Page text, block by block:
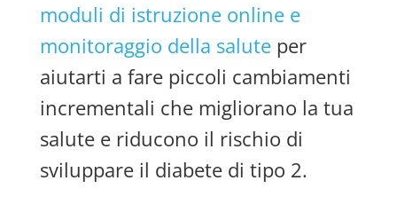
moduli di istruzione online e
monitoraggio della saluteper
aiutarti a fare piccoli cambiamenti
incrementali che migliorano la tua
salute e riducono il rischio di
sviluppare il diabete di tipo 2.